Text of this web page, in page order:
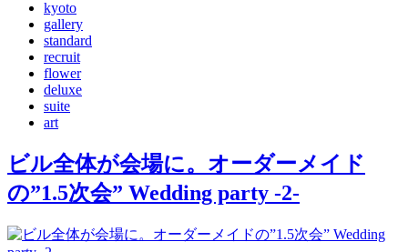
kyoto
gallery
standard
recruit
flower
deluxe
suite
art
ビル全体が会場に。オーダーメイド
の”1.5次会” Wedding party -2-